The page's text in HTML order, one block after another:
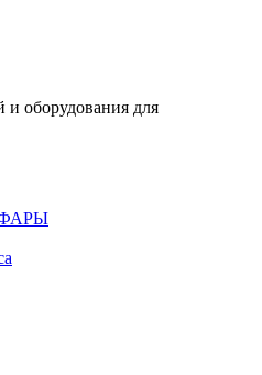
и оборудования для